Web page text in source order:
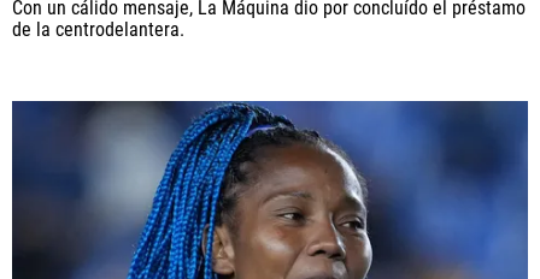
Con un cálido mensaje, La Máquina dio por concluído el préstamo
de la centrodelantera.